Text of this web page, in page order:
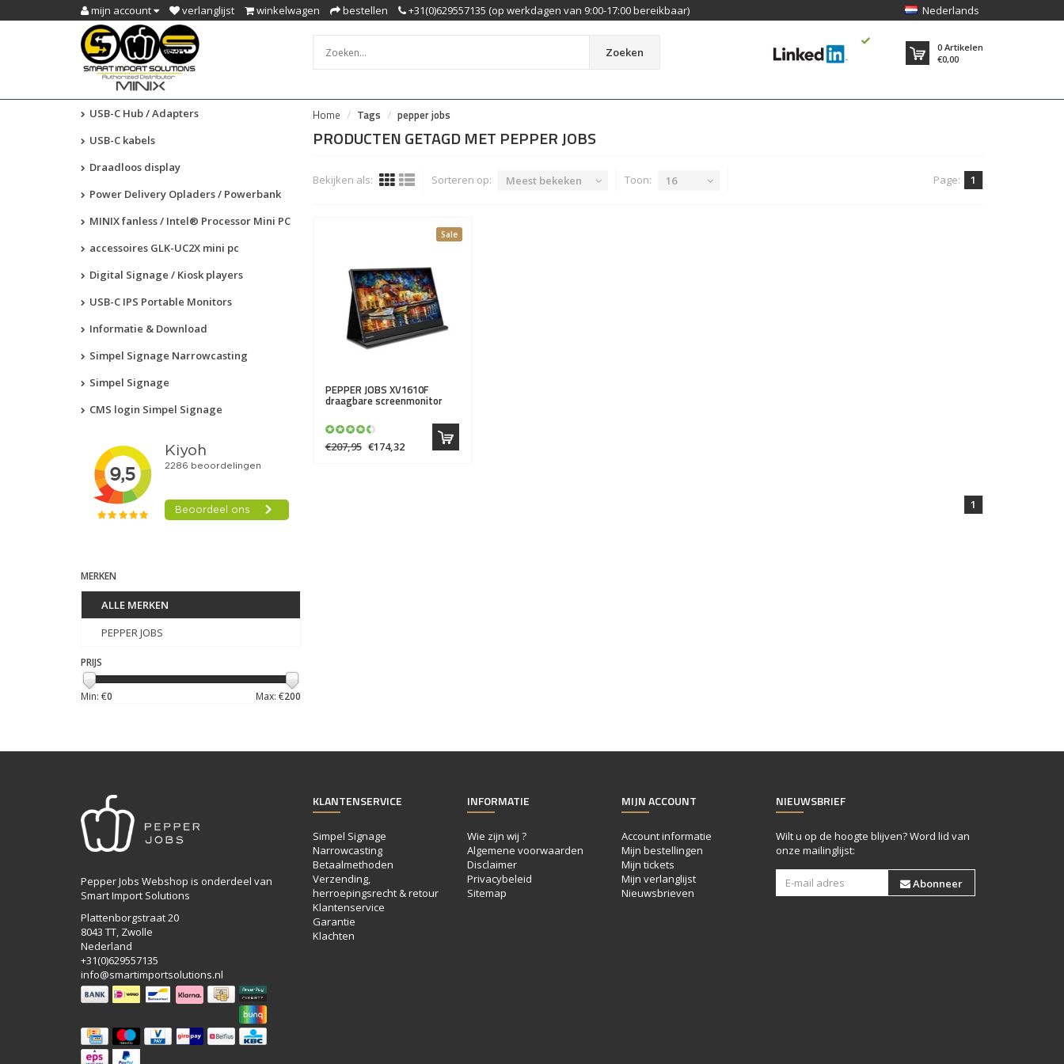
mijn account verlanglijst winkelwagen bestellen +31(0)629557135 (op werkdagen van 9:00-17:00 bereikbaar) Nederlands
Zoeken 0 Artikelen
€0,00
USB-C Hub / Adapters
USB-C kabels
Draadloos display
Power Delivery Opladers / Powerbank
MINIX fanless / Intel® Processor Mini PC
accessoires GLK-UC2X mini pc
Digital Signage / Kiosk players
USB-C IPS Portable Monitors
Informatie & Download
Simpel Signage Narrowcasting
Simpel Signage
CMS login Simpel Signage
MERKEN
ALLE MERKEN
PEPPER JOBS
PRIJS
Min: €0 Max: €200
Home Tags pepper jobs
PRODUCTEN GETAGD MET PEPPER JOBS
Bekijken als: Sorteren op: Meest bekeken Toon: 16 Page: 1
Sale
PEPPER JOBS XV1610F
draagbare screenmonitor
€207,95 €174,32
1
Pepper Jobs Webshop is onderdeel van
Smart Import Solutions
Plattenborgstraat 20
8043 TT, Zwolle
Nederland
+31(0)629557135
info@smartimportsolutions.nl
KLANTENSERVICE
Simpel Signage
Narrowcasting
Betaalmethoden
Verzending,
herroepingsrecht & retour
Klantenservice
Garantie
Klachten
INFORMATIE
Wie zijn wij ?
Algemene voorwaarden
Disclaimer
Privacybeleid
Sitemap
MIJN ACCOUNT
Account informatie
Mijn bestellingen
Mijn tickets
Mijn verlanglijst
Nieuwsbrieven
NIEUWSBRIEF
Wilt u op de hoogte blijven? Word lid van
onze mailinglijst:
Abonneer